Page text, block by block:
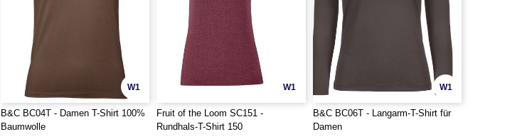
W1
B&C BC04T - Damen T-Shirt 100%
Baumwolle
W1
Fruit of the Loom SC151 -
Rundhals-T-Shirt 150
W1
B&C BC06T - Langarm-T-Shirt für
Damen